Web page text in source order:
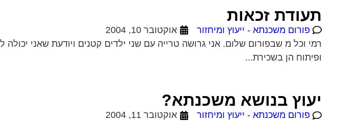
תעודת זכאות
פורום משכנתא - ייעוץ ומיחזור
אוקטובר 10, 2004
רמי וכל מ שבפורום שלום. אני גרושה טרייה עם שני ילדים קטנים ויודעת שאני
ופיתוח הן בשכירת...
יעוץ בנושא משכנתא?
פורום משכנתא - ייעוץ ומיחזור
אוקטובר 11, 2004